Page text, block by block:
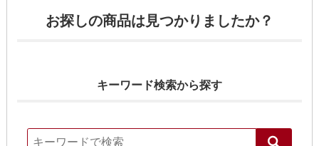
お探しの商品は見つかりましたか？
キーワード検索から探す